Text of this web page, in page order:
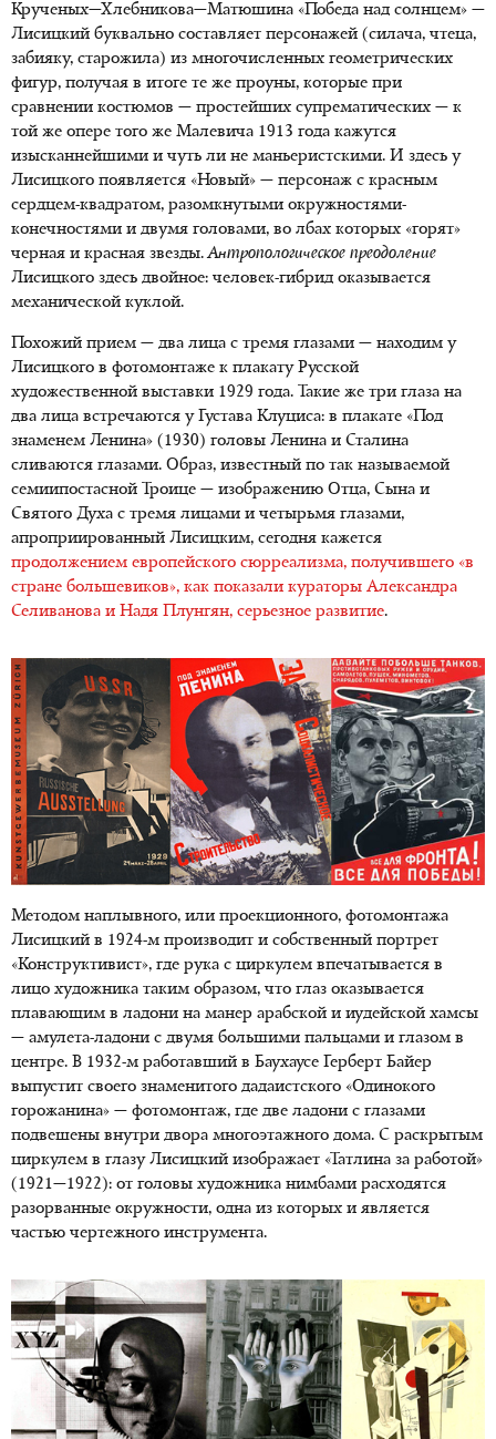
Крученых—Хлебникова—Матюшина «Победа над солнцем» —
Лисицкий буквально составляет персонажей (силача, чтеца,
забияку, старожила) из многочисленных геометрических
фигур, получая в итоге те же проуны, которые при
сравнении костюмов — простейших супрематических — к
той же опере того же Малевича 1913 года кажутся
изысканнейшими и чуть ли не маньеристскими. И здесь у
Лисицкого появляется «Новый» — персонаж с красным
сердцем-квадратом, разомкнутыми окружностями-
конечностями и двумя головами, во лбах которых «горят»
черная и красная звезды.Антропологическое преодоление
Лисицкого здесь двойное: человек-гибрид оказывается
механической куклой.
Похожий прием — два лица с тремя глазами — находим у
Лисицкого в фотомонтаже к плакату Русской
художественной выставки 1929 года. Такие же три глаза на
два лица встречаются у Густава Клуциса: в плакате «Под
знаменем Ленина» (1930) головы Ленина и Сталина
сливаются глазами. Образ, известный по так называемой
семиипостасной Троице — изображению Отца, Сына и
Святого Духа с тремя лицами и четырьмя глазами,
апроприированный Лисицким, сегодня кажется
продолжением европейского сюрреализма, получившего «в
стране большевиков», как показали кураторы Александра
Селиванова и Надя Плунгян, серьезное развитие.
Методом наплывного, или проекционного, фотомонтажа
Лисицкий в 1924-м производит и собственный портрет
«Конструктивист», где рука с циркулем впечатывается в
лицо художника таким образом, что глаз оказывается
плавающим в ладони на манер арабской и иудейской хамсы
— амулета-ладони с двумя большими пальцами и глазом в
центре. В 1932-м работавший в Баухаусе Герберт Байер
выпустит своего знаменитого дадаистского «Одинокого
горожанина» — фотомонтаж, где две ладони с глазами
подвешены внутри двора многоэтажного дома. С раскрытым
циркулем в глазу Лисицкий изображает «Татлина за работой»
(1921—1922): от головы художника нимбами расходятся
разорванные окружности, одна из которых и является
частью чертежного инструмента.